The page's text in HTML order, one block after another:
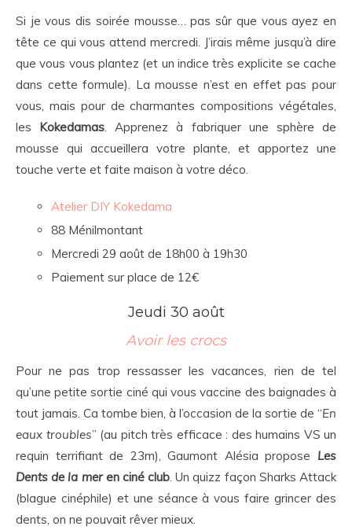
Si je vous dis soirée mousse… pas sûr que vous ayez en
tête ce qui vous attend mercredi. J’irais même jusqu’à dire
que vous vous plantez (et un indice très explicite se cache
dans cette formule). La mousse n’est en effet pas pour
vous, mais pour de charmantes compositions végétales,
les Kokedamas . Apprenez à fabriquer une sphère de
mousse qui accueillera votre plante, et apportez une
touche verte et faite maison à votre déco.
Atelier DIY Kokedama
88 Ménilmontant
Mercredi 29 août de 18h00 à 19h30
Paiement sur place de 12€
Jeudi 30 août
Avoir les crocs
Pour ne pas trop ressasser les vacances, rien de tel
qu’une petite sortie ciné qui vous vaccine des baignades à
tout jamais. Ca tombe bien, à l’occasion de la sortie de “En
eaux troubles” (au pitch très efficace : des humains VS un
requin terrifiant de 23m), Gaumont Alésia propose Les
Dents de la meren ciné club . Un quizz façon Sharks Attack
(blague cinéphile) et une séance à vous faire grincer des
dents, on ne pouvait rêver mieux.